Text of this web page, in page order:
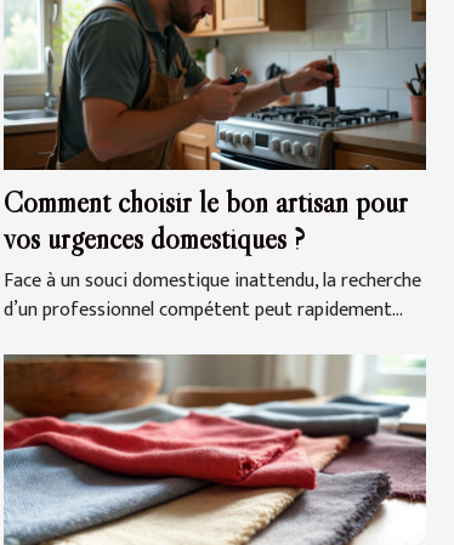
Comment choisir le bon artisan pour
vos urgences domestiques ?
Face à un souci domestique inattendu, la recherche
d’un professionnel compétent peut rapidement...